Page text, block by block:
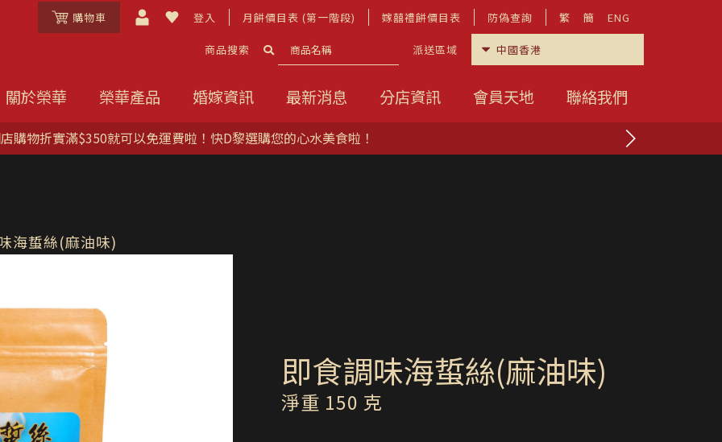
登入 月餅價目表 (第一階段) 嫁囍禮餅價目表 防偽查詢 繁 簡 ENG
購物車
派送區域
商品搜索
關於榮華 榮華產品 婚嫁資訊 最新消息 分店資訊 會員天地 聯絡我們
「榮華First Mask」全部香港製造，符合美國標準ASTM Level 3。
海蜇絲(麻油味)
即食調味海蜇絲(麻油味)
淨重 150 克